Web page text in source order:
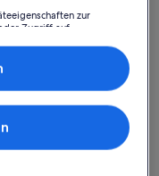
rosengarten und
zur
Zugriff auf
von Inhalten,
von